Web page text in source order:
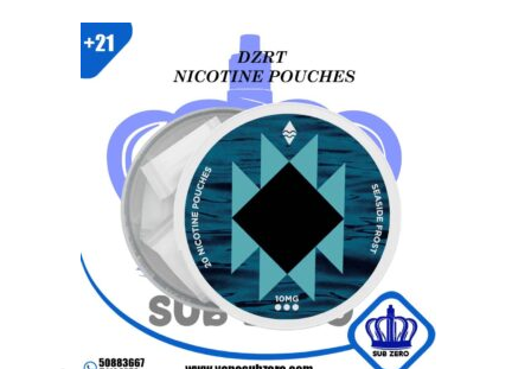
multiple
variants.
The
options
may
be
chosen
on
the
product